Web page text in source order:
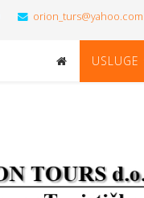
orion_turs@yahoo.com
USLUGE